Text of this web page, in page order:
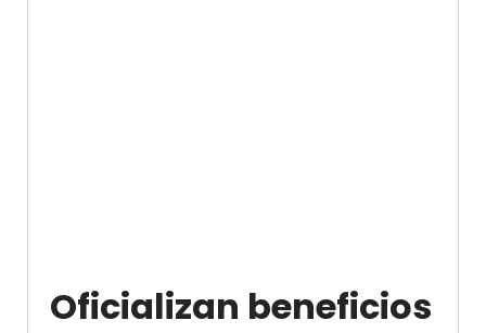
Oficializan beneficios